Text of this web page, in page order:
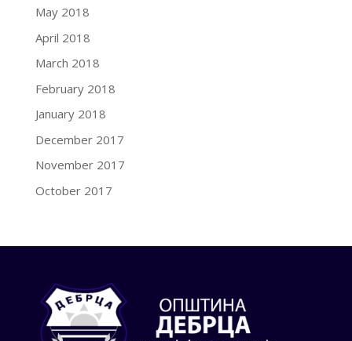
May 2018
April 2018
March 2018
February 2018
January 2018
December 2017
November 2017
October 2017